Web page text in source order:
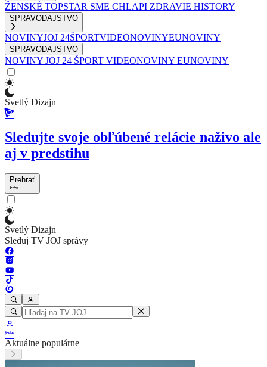
ŽENSKÉ TOPSTAR SME CHLAPI ZDRAVIE HISTORY
SPRAVODAJSTVO
NOVINYJOJ 24ŠPORTVIDEONOVINYEUNOVINY
SPRAVODAJSTVO
NOVINY JOJ 24 ŠPORT VIDEONOVINY EUNOVINY
Svetlý Dizajn
Sledujte svoje obľúbené relácie naživo ale
aj v predstihu
Prehrať
Svetlý Dizajn
Sleduj TV JOJ správy
Aktuálne populárne